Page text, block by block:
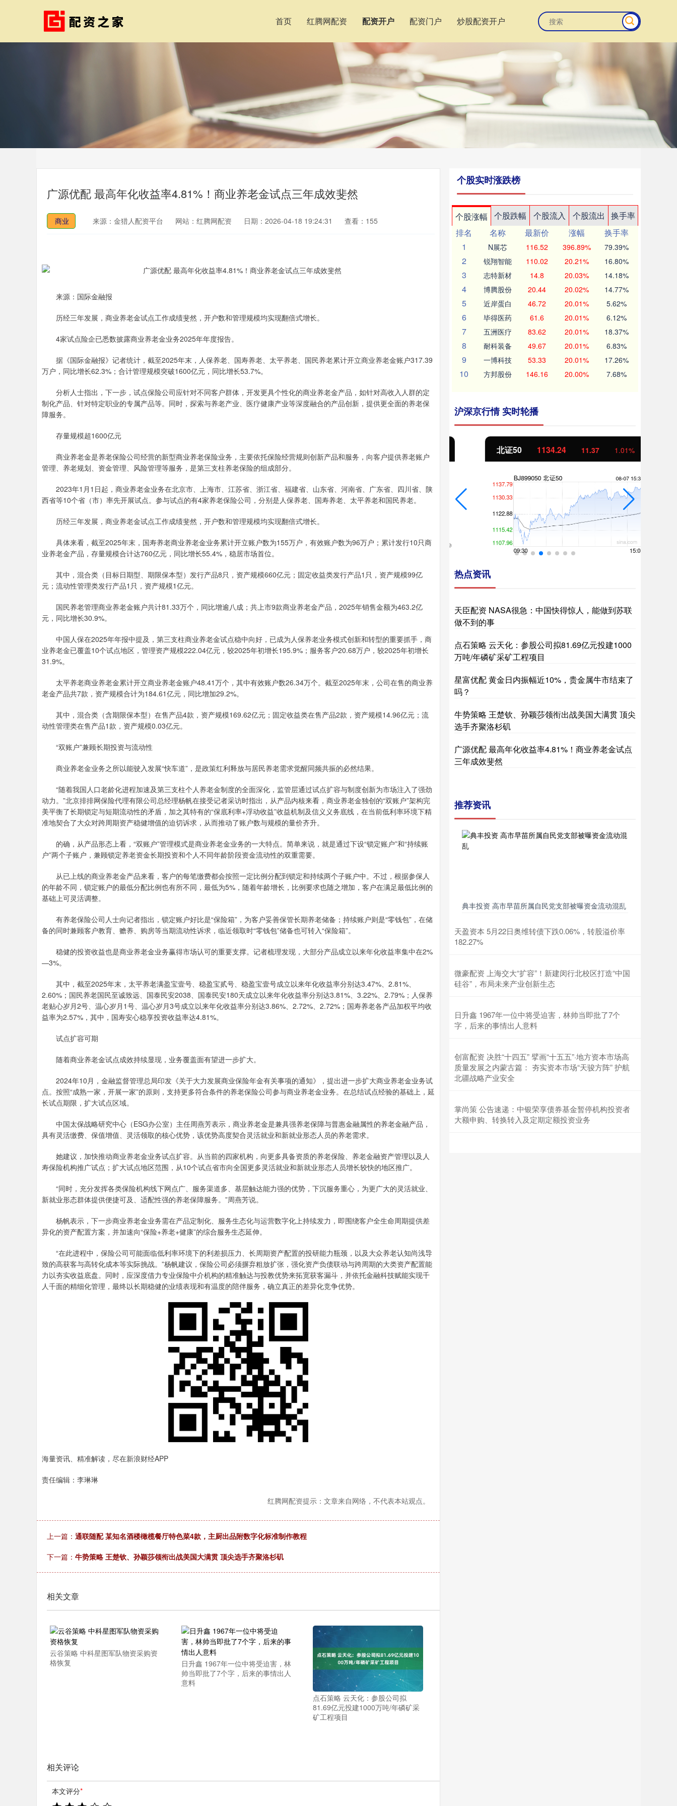
首页 红腾网配资 配资开户 配资门户 炒股配资开户
广源优配 最高年化收益率4.81%！商业养老金试点三年成效斐然
商业 来源：金猎人配资平台 网站：红腾网配资 日期：2026-04-18 19:24:31 查看：155
来源：国际金融报
历经三年发展，商业养老金试点工作成绩斐然，开户数和管理规模均实现翻倍式增长。
4家试点险企已悉数披露商业养老金业务2025年年度报告。
据《国际金融报》记者统计，截至2025年末，人保养老、国寿养老、太平养老、国民养老累计开立商业养老金账户317.39
万户，同比增长62.3%；合计管理规模突破1600亿元，同比增长53.7%。
分析人士指出，下一步，试点保险公司应针对不同客户群体，开发更具个性化的商业养老金产品，如针对高收入人群的定
制化产品、针对特定职业的专属产品等。同时，探索与养老产业、医疗健康产业等深度融合的产品创新，提供更全面的养老保
障服务。
存量规模超1600亿元
商业养老金是养老保险公司经营的新型商业养老保险业务，主要依托保险经营规则创新产品和服务，向客户提供养老账户
管理、养老规划、资金管理、风险管理等服务，是第三支柱养老保险的组成部分。
2023年1月1日起，商业养老金业务在北京市、上海市、江苏省、浙江省、福建省、山东省、河南省、广东省、四川省、陕
西省等10个省（市）率先开展试点。参与试点的有4家养老保险公司，分别是人保养老、国寿养老、太平养老和国民养老。
历经三年发展，商业养老金试点工作成绩斐然，开户数和管理规模均实现翻倍式增长。
具体来看，截至2025年末，国寿养老商业养老金业务累计开立账户数为155万户，有效账户数为96万户；累计发行10只商
业养老金产品，存量规模合计达760亿元，同比增长55.4%，稳居市场首位。
其中，混合类（目标日期型、期限保本型）发行产品8只，资产规模660亿元；固定收益类发行产品1只，资产规模99亿
元；流动性管理类发行产品1只，资产规模1亿元。
国民养老管理商业养老金账户共计81.33万个，同比增逾八成；共上市9款商业养老金产品，2025年销售金额为463.2亿
元，同比增长30.9%。
中国人保在2025年年报中提及，第三支柱商业养老金试点稳中向好，已成为人保养老业务模式创新和转型的重要抓手，商
业养老金已覆盖10个试点地区，管理资产规模222.04亿元，较2025年初增长195.9%；服务客户20.68万户，较2025年初增长
31.9%。
太平养老商业养老金累计开立商业养老金账户48.41万个，其中有效账户数26.34万个。截至2025年末，公司在售的商业养
老金产品共7款，资产规模合计为184.61亿元，同比增加29.2%。
其中，混合类（含期限保本型）在售产品4款，资产规模169.62亿元；固定收益类在售产品2款，资产规模14.96亿元；流
动性管理类在售产品1款，资产规模0.03亿元。
“双账户”兼顾长期投资与流动性
商业养老金业务之所以能驶入发展“快车道”，是政策红利释放与居民养老需求觉醒同频共振的必然结果。
“随着我国人口老龄化进程加速及第三支柱个人养老金制度的全面深化，监管层通过试点扩容与制度创新为市场注入了强劲
动力。”北京排排网保险代理有限公司总经理杨帆在接受记者采访时指出，从产品内核来看，商业养老金独创的“双账户”架构完
美平衡了长期锁定与短期流动性的矛盾，加之其特有的“保底利率+浮动收益”收益机制及信义义务底线，在当前低利率环境下精
准地契合了大众对跨周期资产稳健增值的迫切诉求，从而推动了账户数与规模的量价齐升。
的确，从产品形态上看，“双账户”管理模式是商业养老金业务的一大特点。简单来说，就是通过下设“锁定账户”和“持续账
户”两个子账户，兼顾锁定养老资金长期投资和个人不同年龄阶段资金流动性的双重需要。
从已上线的商业养老金产品来看，客户的每笔缴费都会按照一定比例分配到锁定和持续两个子账户中。不过，根据参保人
的年龄不同，锁定账户的最低分配比例也有所不同，最低为5%，随着年龄增长，比例要求也随之增加，客户在满足最低比例的
基础上可灵活调整。
有养老保险公司人士向记者指出，锁定账户好比是“保险箱”，为客户妥善保管长期养老储备；持续账户则是“零钱包”，在储
备的同时兼顾客户教育、赡养、购房等当期流动性诉求，临近领取时“零钱包”储备也可转入“保险箱”。
稳健的投资收益也是商业养老金业务赢得市场认可的重要支撑。记者梳理发现，大部分产品成立以来年化收益率集中在2%
—3%。
其中，截至2025年末，太平养老满盈宝壹号、稳盈宝贰号、稳盈宝壹号成立以来年化收益率分别达3.47%、2.81%、
2.60%；国民养老国民至诚致远、国泰民安2038、国泰民安180天成立以来年化收益率分别达3.81%、3.22%、2.79%；人保养
老贴心岁月2号、温心岁月1号、温心岁月3号成立以来年化收益率分别达3.86%、2.72%、2.72%；国寿养老各产品加权平均收
益率为2.57%，其中，国寿安心稳享投资收益率达4.81%。
试点扩容可期
随着商业养老金试点成效持续显现，业务覆盖面有望进一步扩大。
2024年10月，金融监督管理总局印发《关于大力发展商业保险年金有关事项的通知》，提出进一步扩大商业养老金业务试
点。按照“成熟一家，开展一家”的原则，支持更多符合条件的养老保险公司参与商业养老金业务。在总结试点经验的基础上，延
长试点期限，扩大试点区域。
中国太保战略研究中心（ESG办公室）主任周燕芳表示，商业养老金是兼具强养老保障与普惠金融属性的养老金融产品，
具有灵活缴费、保值增值、灵活领取的核心优势，该优势高度契合灵活就业和新就业形态人员的养老需求。
她建议，加快推动商业养老金业务试点扩容。从当前的四家机构，向更多具备资质的养老保险、养老金融资产管理以及人
寿保险机构推广试点；扩大试点地区范围，从10个试点省市向全国更多灵活就业和新就业形态人员增长较快的地区推广。
“同时，充分发挥各类保险机构线下网点广、服务渠道多、基层触达能力强的优势，下沉服务重心，为更广大的灵活就业、
新就业形态群体提供便捷可及、适配性强的养老保障服务。”周燕芳说。
杨帆表示，下一步商业养老金业务需在产品定制化、服务生态化与运营数字化上持续发力，即围绕客户全生命周期提供差
异化的资产配置方案，并加速向“保险+养老+健康”的综合服务生态延伸。
“在此进程中，保险公司可能面临低利率环境下的利差损压力、长周期资产配置的投研能力瓶颈，以及大众养老认知尚浅导
致的高获客与高转化成本等实际挑战。”杨帆建议，保险公司必须摒弃粗放扩张，强化资产负债联动与跨周期的大类资产配置能
力以夯实收益底盘。同时，应深度借力专业保险中介机构的精准触达与投教优势来拓宽获客漏斗，并依托金融科技赋能实现千
人千面的精细化管理，最终以长期稳健的业绩表现和有温度的陪伴服务，确立真正的差异化竞争优势。
海量资讯、精准解读，尽在新浪财经APP
责任编辑：李琳琳
红腾网配资提示：文章来自网络，不代表本站观点。
上一篇： 通联随配 某知名酒楼橄榄餐厅特色菜4款，主厨出品附数字化标准制作教程
下一篇： 牛势策略 王楚钦、孙颖莎领衔出战美国大满贯 顶尖选手齐聚洛杉矶
相关文章
云谷策略 中科星图军队物资采购资
格恢复
日升鑫 1967年一位中将受迫害，林
帅当即批了7个字，后来的事情出人
意料
点石策略 云天化：参股公司拟
81.69亿元投建1000万吨/年磷矿采
矿工程项目
相关评论
本文评分*
个股实时涨跌榜
个股涨幅 个股跌幅 个股流入 个股流出
换手率
排名
名称 最新价 涨幅
换手率
1
N展芯 116.52 396.89% 79.39%
2 锐翔智能 110.02 20.21% 16.80%
3 志特新材 14.8 20.03% 14.18%
4 博腾股份 20.44 20.02% 14.77%
5 近岸蛋白 46.72 20.01% 5.62%
6 毕得医药 61.6 20.01% 6.12%
7 五洲医疗 83.62 20.01% 18.37%
8 耐科装备 49.67 20.01% 6.83%
9 一博科技 53.33 20.01% 17.26%
10 方邦股份 146.16 20.00% 7.68%
沪深京行情 实时轮播
北证50 1134.24 11.37 1.01%
热点资讯
天臣配资 NASA很急：中国快得惊人，能做到苏联
做不到的事
点石策略 云天化：参股公司拟81.69亿元投建1000
万吨/年磷矿采矿工程项目
星富优配 黄金日内振幅近10%，贵金属牛市结束了
吗？
牛势策略 王楚钦、孙颖莎领衔出战美国大满贯 顶尖
选手齐聚洛杉矶
广源优配 最高年化收益率4.81%！商业养老金试点
三年成效斐然
推荐资讯
典丰投资 高市早苗所属自民党支部被曝资金流动混乱
天盈资本 5月22日奥维转债下跌0.06%，转股溢价率
182.27%
微豪配资 上海交大“扩容”！新建闵行北校区打造“中国
硅谷”，布局未来产业创新生态
日升鑫 1967年一位中将受迫害，林帅当即批了7个
字，后来的事情出人意料
创富配资 决胜“十四五” 擘画“十五五”·地方资本市场高
质量发展之内蒙古篇： 夯实资本市场“天骏方阵” 护航
北疆战略产业安全
掌尚策 公告速递：中银荣享债券基金暂停机构投资者
大额申购、转换转入及定期定额投资业务